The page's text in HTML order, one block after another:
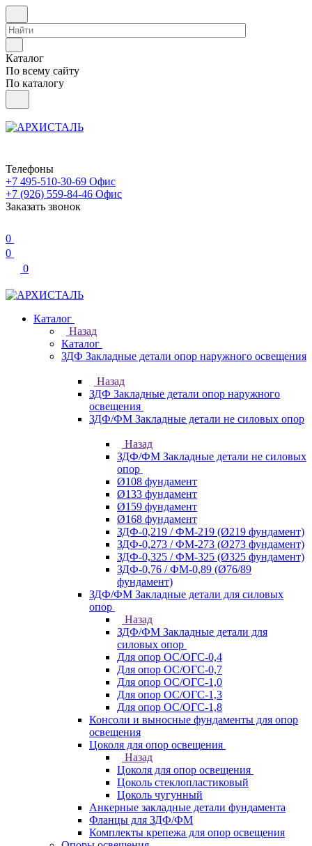
Каталог
По всему сайту
По каталогу
Телефоны
+7 495-510-30-69 Офис
+7 (926) 559-84-46 Офис
Заказать звонок
0
0
0
Каталог
Назад
Каталог
ЗДФ Закладные детали опор наружного освещения
Назад
ЗДФ Закладные детали опор наружного
освещения
ЗДФ/ФМ Закладные детали не силовых опор
Назад
ЗДФ/ФМ Закладные детали не силовых
опор
Ø108 фундамент
Ø133 фундамент
Ø159 фундамент
Ø168 фундамент
ЗДФ-0,219 / ФМ-219 (Ø219 фундамент)
ЗДФ-0,273 / ФМ-273 (Ø273 фундамент)
ЗДФ-0,325 / ФМ-325 (Ø325 фундамент)
ЗДФ-0,76 / ФМ-0,89 (Ø76/89
фундамент)
ЗДФ/ФМ Закладные детали для силовых
опор
Назад
ЗДФ/ФМ Закладные детали для
силовых опор
Для опор ОС/ОГС-0,4
Для опор ОС/ОГС-0,7
Для опор ОС/ОГС-1,0
Для опор ОС/ОГС-1,3
Для опор ОС/ОГС-1,8
Консоли и выносные фундаменты для опор
освещения
Цоколя для опор освещения
Назад
Цоколя для опор освещения
Цоколь стеклопластиковый
Цоколь чугунный
Анкерные закладные детали фундамента
Фланцы для ЗДФ/ФМ
Комплекты крепежа для опор освещения